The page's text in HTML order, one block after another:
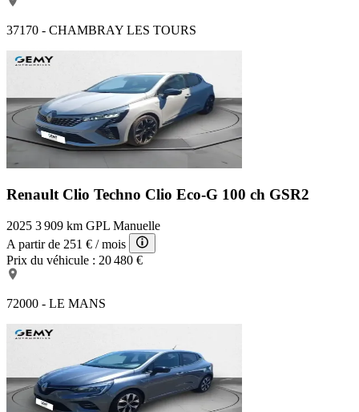
37170 - CHAMBRAY LES TOURS
Renault Clio Techno Clio Eco-G 100 ch GSR2
2025 3 909 km GPL Manuelle
A partir de 251 € / mois
Prix du véhicule : 20 480 €
72000 - LE MANS